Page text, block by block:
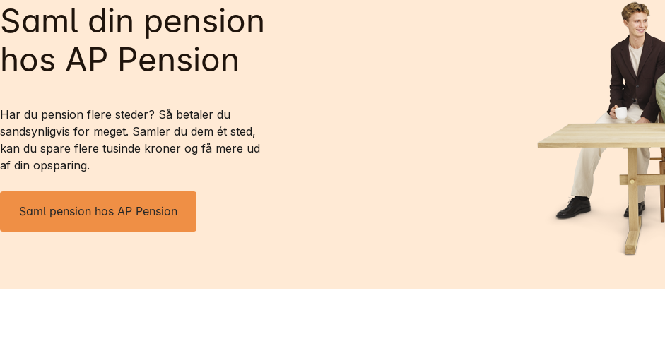
Saml din pension
hos AP Pension
Har du pension flere steder? Så betaler du
sandsynligvis for meget. Samler du dem ét sted,
kan du spare flere tusinde kroner og få mere ud
af din opsparing.
Saml pension hos AP Pension